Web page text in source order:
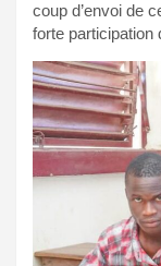
coup d’envoi de
forte participation